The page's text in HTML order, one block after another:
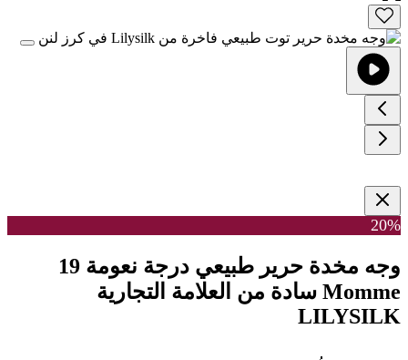
20%
وجه مخدة حرير طبيعي درجة نعومة 19
Momme سادة من العلامة التجارية
LILYSILK